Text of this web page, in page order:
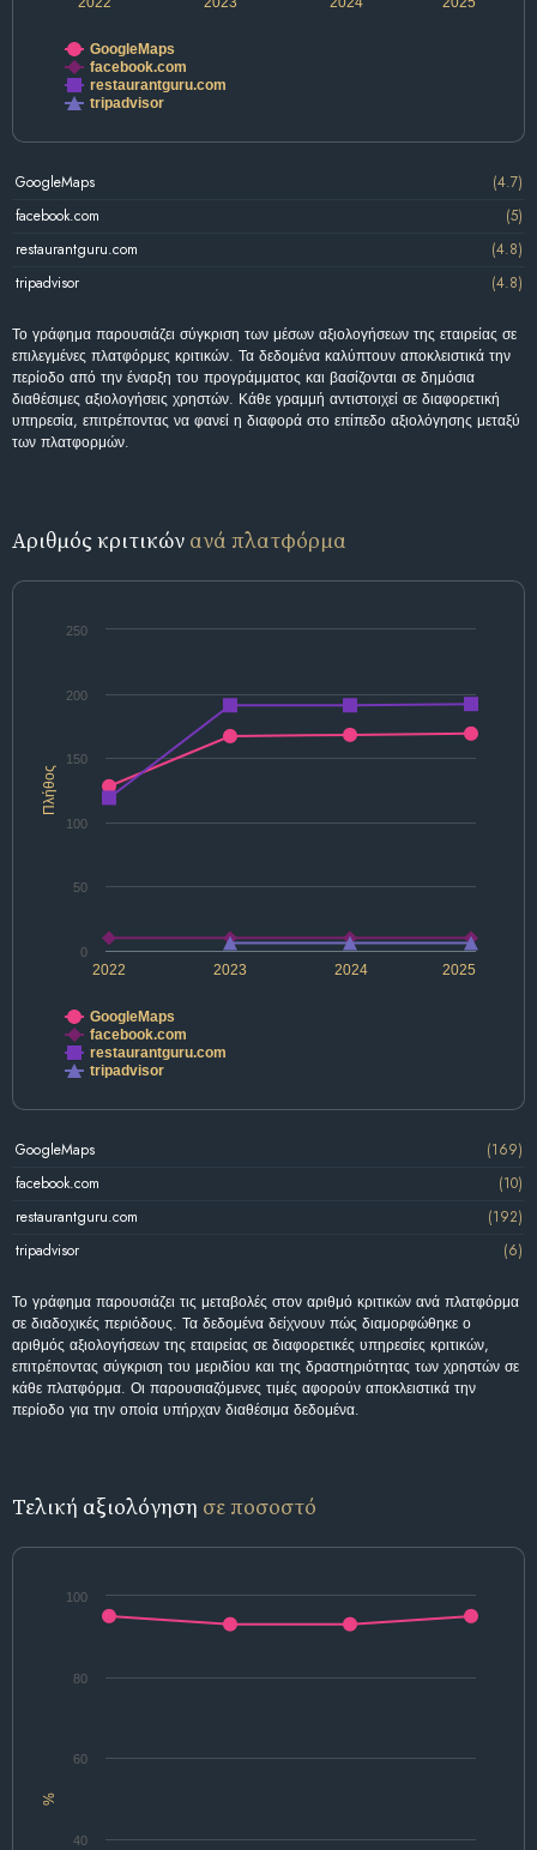
GoogleMaps
facebook.com
restaurantguru.com
tripadvisor
GoogleMaps
(4.7)
facebook.com
(5)
restaurantguru.com
(4.8)
tripadvisor
(4.8)
Το γράφημα παρουσιάζει σύγκριση των μέσων αξιολογήσεων της εταιρείας σε
επιλεγμένες πλατφόρμες κριτικών. Τα δεδομένα καλύπτουν αποκλειστικά την
περίοδο από την έναρξη του προγράμματος και βασίζονται σε δημόσια
διαθέσιμες αξιολογήσεις χρηστών. Κάθε γραμμή αντιστοιχεί σε διαφορετική
υπηρεσία, επιτρέποντας να φανεί η διαφορά στο επίπεδο αξιολόγησης μεταξύ
των πλατφορμών.
Αριθμός κριτικών ανά πλατφόρμα
Πλήθος
2022 2024
2023 2025
0
50
100
150
200
250
GoogleMaps
facebook.com
restaurantguru.com
tripadvisor
GoogleMaps
(169)
facebook.com
(10)
restaurantguru.com
(192)
tripadvisor
(6)
Το γράφημα παρουσιάζει τις μεταβολές στον αριθμό κριτικών ανά πλατφόρμα
σε διαδοχικές περιόδους. Τα δεδομένα δείχνουν πώς διαμορφώθηκε ο
αριθμός αξιολογήσεων της εταιρείας σε διαφορετικές υπηρεσίες κριτικών,
επιτρέποντας σύγκριση του μεριδίου και της δραστηριότητας των χρηστών σε
κάθε πλατφόρμα. Οι παρουσιαζόμενες τιμές αφορούν αποκλειστικά την
περίοδο για την οποία υπήρχαν διαθέσιμα δεδομένα.
Τελική αξιολόγηση σε ποσοστό
%
40
60
80
100